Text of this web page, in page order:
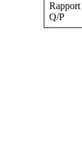
Rapport
Q/P